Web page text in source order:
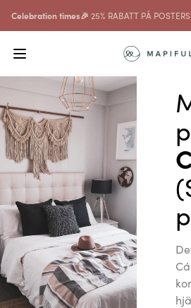
Celebration times🎉 25% RABATT PÅ POSTERS